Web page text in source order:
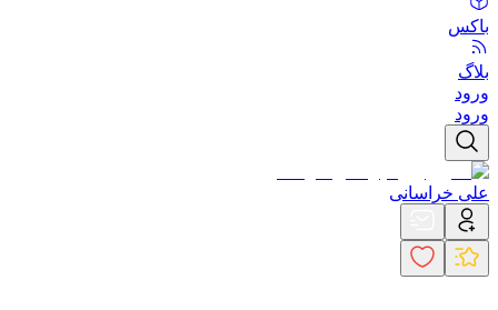
باکس
بلاگ
ورود
ورود
علی خراسانی